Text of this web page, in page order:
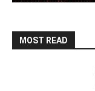
MOST READ